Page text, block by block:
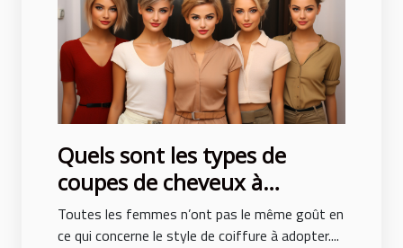
Quels sont les types de
coupes de cheveux à
adopter pour ne pas subir de
traumatisme ?
Toutes les femmes n’ont pas le même goût en
ce qui concerne le style de coiffure à adopter....